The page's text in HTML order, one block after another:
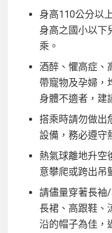
身高110公分以
身高之國小以下
乘。
酒醉、懼高症、
帶寵物及孕婦，
身體不適者，建
搭乘時請勿做出
設備，務必遵守
熱氣球離地升空
意攀爬或跨出吊
請儘量穿著長袖
長裙、高跟鞋、
沿的帽子為佳，